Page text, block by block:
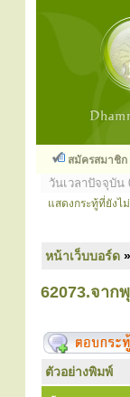
สมัครสมาชิก
วันเวลาปัจจุบัน
แสดงกระทู้ที่ยังไ
หน้าเว็บบอร์ด »
62073.จาก
ตัวอย่างพิมพ์